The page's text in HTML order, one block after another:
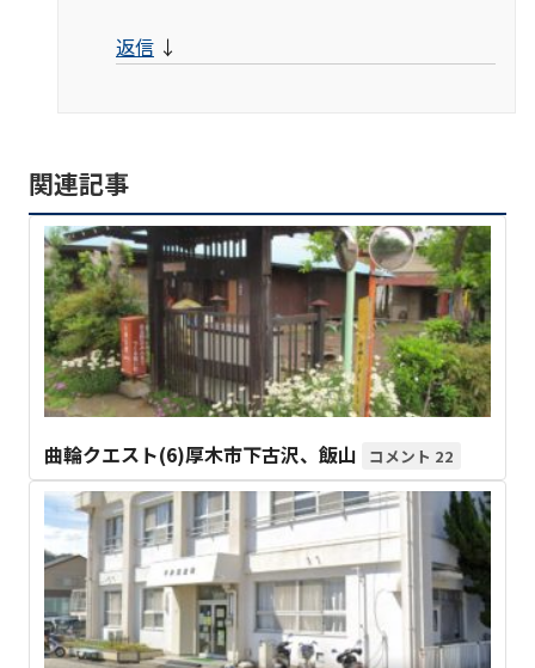
返信 ↓
関連記事
曲輪クエスト(6)厚木市下古沢、飯山 22